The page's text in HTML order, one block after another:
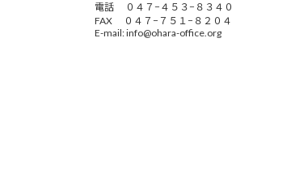
電話 ０４７−４５３−８３４０
FAX ０４７−７５１−８２０４
E-mail: info@ohara-office.org